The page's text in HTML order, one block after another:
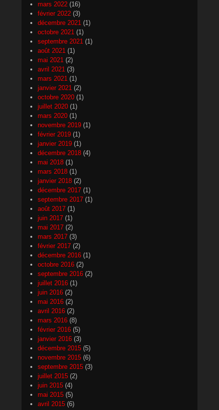
mars 2022 (16)
février 2022 (3)
décembre 2021 (1)
octobre 2021 (1)
septembre 2021 (1)
août 2021 (1)
mai 2021 (2)
avril 2021 (3)
mars 2021 (1)
janvier 2021 (2)
octobre 2020 (1)
juillet 2020 (1)
mars 2020 (1)
novembre 2019 (1)
février 2019 (1)
janvier 2019 (1)
décembre 2018 (4)
mai 2018 (1)
mars 2018 (1)
janvier 2018 (2)
décembre 2017 (1)
septembre 2017 (1)
août 2017 (1)
juin 2017 (1)
mai 2017 (2)
mars 2017 (3)
février 2017 (2)
décembre 2016 (1)
octobre 2016 (2)
septembre 2016 (2)
juillet 2016 (1)
juin 2016 (2)
mai 2016 (2)
avril 2016 (2)
mars 2016 (8)
février 2016 (5)
janvier 2016 (3)
décembre 2015 (5)
novembre 2015 (6)
septembre 2015 (3)
juillet 2015 (2)
juin 2015 (4)
mai 2015 (5)
avril 2015 (6)